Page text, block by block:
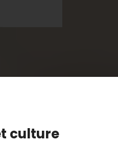
culture